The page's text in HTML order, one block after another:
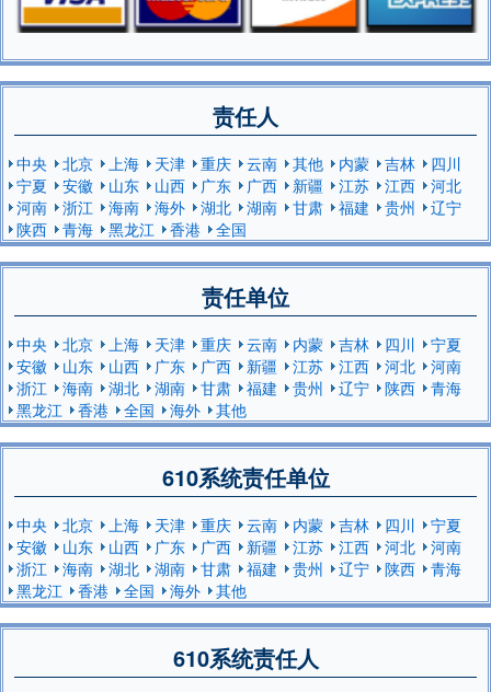
责任人
中央 北京 上海 天津 重庆 云南 其他 内蒙 吉林
四川
宁夏
安徽 山东 山西 广东 广西 新疆 江苏 江西
河北
河南
浙江 海南 海外 湖北 湖南 甘肃 福建 贵州
辽宁
陕西
青海 黑龙江 香港 全国
责任单位
中央 北京 上海 天津 重庆 云南 内蒙 吉林 四川
宁夏
安徽
山东 山西 广东 广西 新疆 江苏 江西 河北
河南
浙江
海南 湖北 湖南 甘肃 福建 贵州 辽宁 陕西
青海
黑龙江
香港 全国 海外 其他
610系统责任单位
中央 北京 上海 天津 重庆 云南 内蒙 吉林 四川
宁夏
安徽
山东 山西 广东 广西 新疆 江苏 江西 河北
河南
浙江
海南 湖北 湖南 甘肃 福建 贵州 辽宁 陕西
青海
黑龙江
香港 全国 海外 其他
610系统责任人